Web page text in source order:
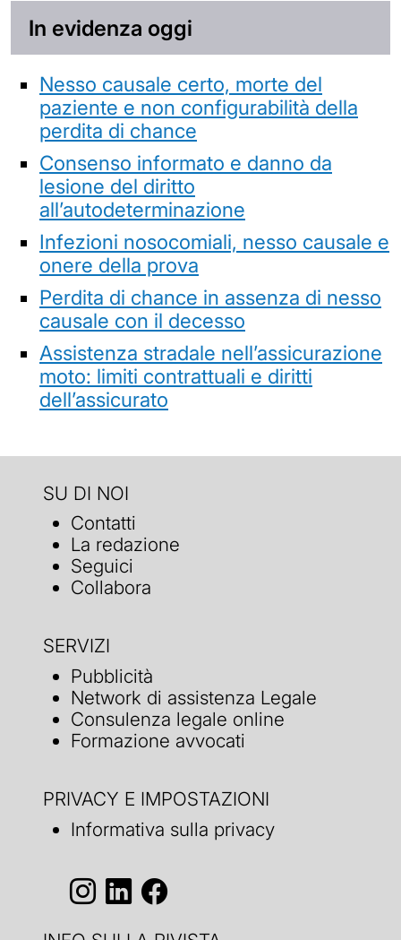
In evidenza oggi
Nesso causale certo, morte del
paziente e non configurabilità della
perdita di chance
Consenso informato e danno da
lesione del diritto
all’autodeterminazione
Infezioni nosocomiali, nesso causale e
onere della prova
Perdita di chance in assenza di nesso
causale con il decesso
Assistenza stradale nell’assicurazione
moto: limiti contrattuali e diritti
dell’assicurato
SU DI NOI
Contatti
La redazione
Seguici
Collabora
SERVIZI
Pubblicità
Network di assistenza Legale
Consulenza legale online
Formazione avvocati
PRIVACY E IMPOSTAZIONI
Informativa sulla privacy